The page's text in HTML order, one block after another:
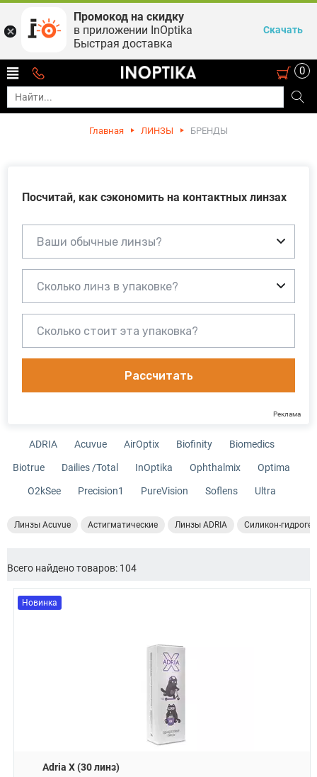
0
Главная ЛИНЗЫ БРЕНДЫ
Посчитай, как сэкономить на контактных линзах
Ваши обычные линзы?
Сколько линз в упаковке?
Рассчитать
Реклама
ADRIA Acuvue AirOptix Biofinity Biomedics
Biotrue Dailies /Total InOptika Ophthalmix Optima
O2kSee Precision1 PureVision Soflens Ultra
Линзы Acuvue Астигматические Линзы ADRIA Силикон-
Всего найдено товаров: 104
Новинка
Adria X (30 линз)
Промокод на скидку
в приложении InOptika
Быстрая доставка
Скачать